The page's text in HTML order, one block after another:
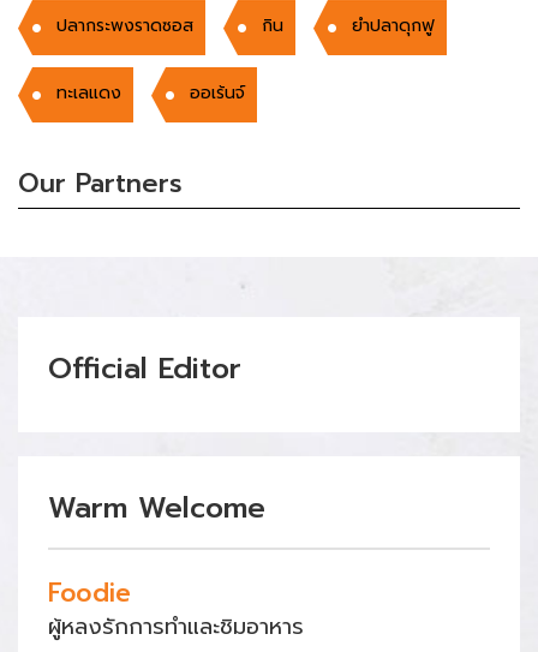
ปลากระพงราดซอส กิน ยำปลาดุกฟู
ทะเลแดง ออเร้นจ์
Our Partners
Official Editor
Warm Welcome
Foodie
ผู้หลงรักการทำและชิมอาหาร